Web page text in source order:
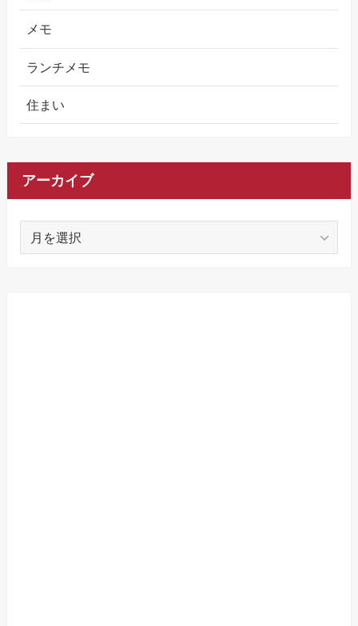
メモ
ランチメモ
住まい
アーカイブ